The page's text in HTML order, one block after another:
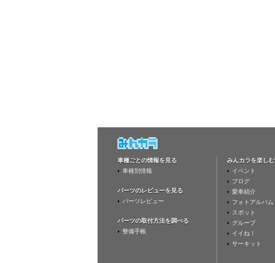
車種ごとの情報を見る
車種別情報
パーツのレビューを見る
パーツレビュー
パーツの取付方法を調べる
整備手帳
みんカラを楽しむ
イベント
ブログ
愛車紹介
フォトアルバム
スポット
グループ
イイね！
サーキット